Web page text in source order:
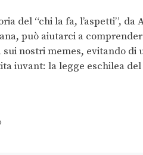
del “chi la fa, l’aspetti”,
può aiutarci a
nostri memes, evitando
iuvant: la legge eschilea del